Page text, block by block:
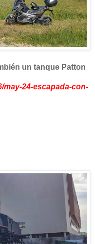
un tanque Patton
may-24-escapada-con-